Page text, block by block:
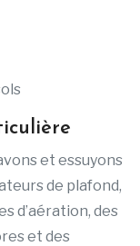
et essuyons
de plafond,
d’aération, des
et des